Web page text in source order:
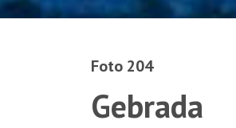
Foto 204
Gebrada